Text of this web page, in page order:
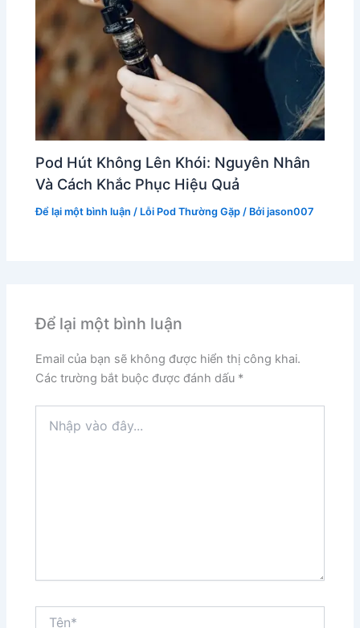
Pod Hút Không Lên Khói: Nguyên Nhân
Và Cách Khắc Phục Hiệu Quả
Để lại một bình luận / Lỗi Pod Thường Gặp / Bởijason007
Để lại một bình luận
Email của bạn sẽ không được hiển thị công khai.
Các trường bắt buộc được đánh dấu *
vào